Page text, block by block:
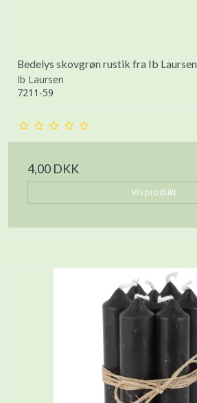
Bedelys skovgrøn rustik fra Ib Laursen
Ib Laursen
7211-59
4,00 DKK
Vis produkt